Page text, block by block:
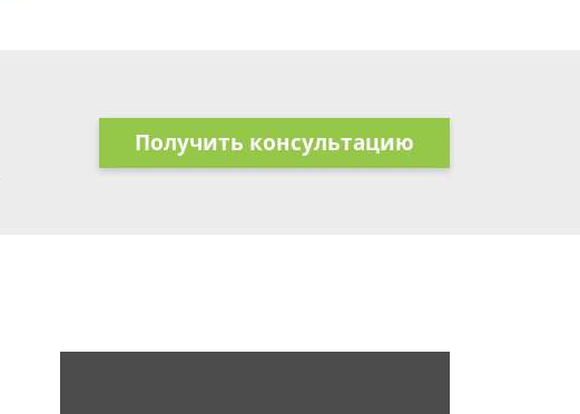
Получить консультацию